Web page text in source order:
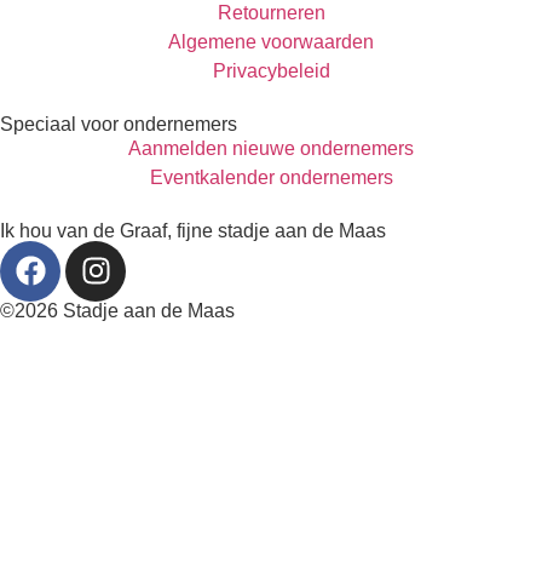
Retourneren
Algemene voorwaarden
Privacybeleid
Speciaal voor ondernemers
Aanmelden nieuwe ondernemers
Eventkalender ondernemers
Ik hou van de Graaf, fijne stadje aan de Maas
©2026 Stadje aan de Maas